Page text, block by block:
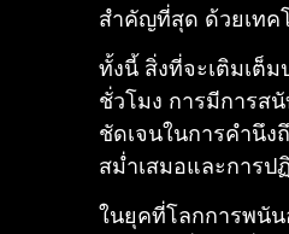
สำคัญที่สุด ด้วยเทค
ทั้งนี้ สิ่งที่จะเติมเต็
ชั่วโมง การมีการส
ชัดเจนในการคำนึง
สม่ำเสมอและการ
ในยุคที่โลกการพนัน